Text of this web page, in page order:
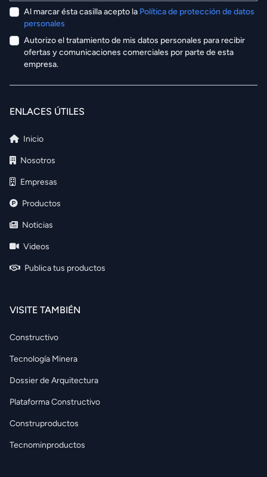
Al marcar ésta casilla acepto la Política de protección de datos
personales
Autorizo el tratamiento de mis datos personales para recibir
ofertas y comunicaciones comerciales por parte de esta
empresa.
ENLACES ÚTILES
Inicio
Nosotros
Empresas
Productos
Noticias
Videos
Publica tus productos
VISITE TAMBIÉN
Constructivo
Tecnología Minera
Dossier de Arquitectura
Plataforma Constructivo
Construproductos
Tecnominproductos